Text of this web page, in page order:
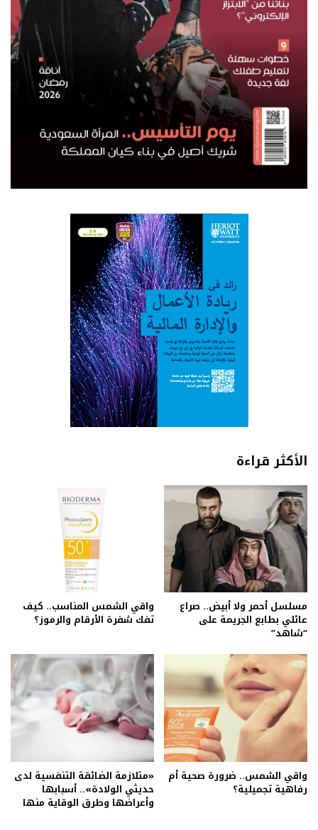
الأكثر قراءة
مسلسل أحمر ولا أبيض.. صراع
عائلي بطابع الجريمة على
“شاهد”
واقي الشمس المناسب.. كيف
تفك شفرة الأرقام والرموز؟
واقي الشمس.. ضرورة صحية أم
رفاهية تجميلية؟
«متلازمة الضائقة التنفسية لدى
حديثي الولادة».. أسبابها
وأعراضها وطرق الوقاية منها